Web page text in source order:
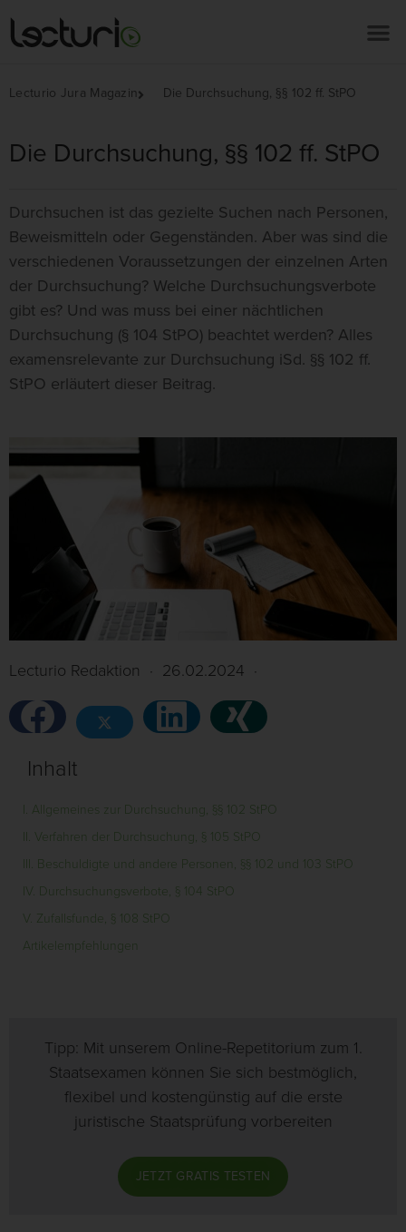
Lecturio Jura Magazin Die Durchsuchung, §§ 102 ff. StPO
Die Durchsuchung, §§ 102 ff. StPO
Durchsuchen ist das gezielte Suchen nach Personen,
Beweismitteln oder Gegenständen. Aber was sind die
verschiedenen Voraussetzungen der einzelnen Arten
der Durchsuchung? Welche Durchsuchungsverbote
gibt es? Und was muss bei einer nächtlichen
Durchsuchung (§ 104 StPO) beachtet werden? Alles
examensrelevante zur Durchsuchung iSd. §§ 102 ff.
StPO erläutert dieser Beitrag.
Lecturio Redaktion · 26.02.2024 ·
Inhalt
I. Allgemeines zur Durchsuchung, §§ 102 StPO
II. Verfahren der Durchsuchung, § 105 StPO
III. Beschuldigte und andere Personen, §§ 102 und 103 StPO
IV. Durchsuchungsverbote, § 104 StPO
V. Zufallsfunde, § 108 StPO
Artikelempfehlungen
Tipp: Mit unserem Online-Repetitorium zum 1.
Staatsexamen können Sie sich bestmöglich,
flexibel und kostengünstig auf die erste
juristische Staatsprüfung vorbereiten
JETZT GRATIS TESTEN